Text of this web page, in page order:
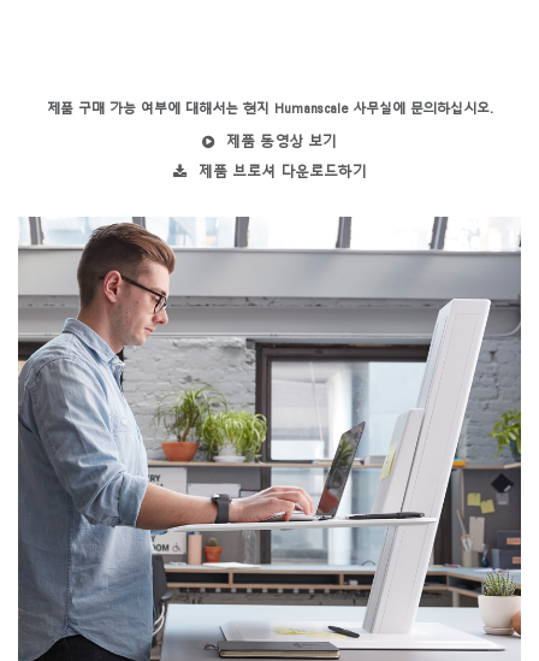
제품 구매 가능 여부에 대해서는 현지 Humanscale 사무실에 문의하십시오.
제품 동영상 보기
제품 브로셔 다운로드하기